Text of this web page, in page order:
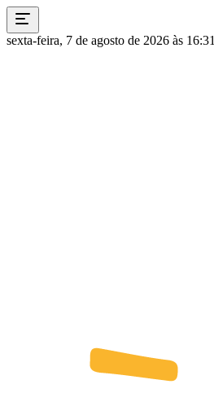
sexta-feira, 7 de agosto de 2026 às 16:31